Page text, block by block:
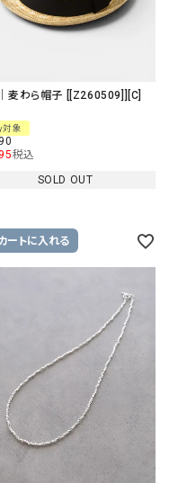
麦わら帽子 [[Z260509]][C]
対象
税込
SOLD OUT
ートに入れる